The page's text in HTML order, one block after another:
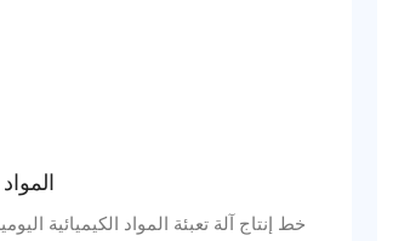
خط إنتاج آلة تعبئة المواد الكيميائية